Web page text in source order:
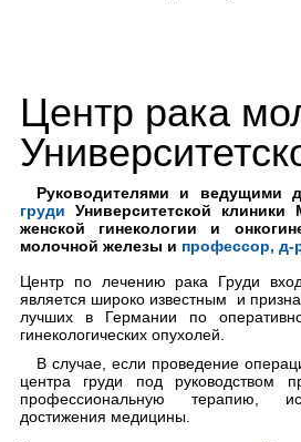
Центр рака
Руководителями и ведущими
груди Университетской
женской гинекологии и
молочной железы и профессор, д-
Центр по лечению рака Груди
является широко известным и
лучших в Германии по
гинекологических опухолей.
В случае, если проведение
центра груди под руководством
профессиональную терапию,
достижения медицины.